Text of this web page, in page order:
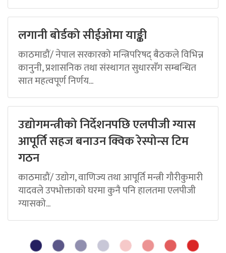
लगानी बोर्डको सीईओमा याङ्की
काठमाडौं/ नेपाल सरकारको मन्त्रिपरिषद् बैठकले विभिन्न
कानुनी, प्रशासनिक तथा संस्थागत सुधारसँग सम्बन्धित
सात महत्वपूर्ण निर्णय...
उद्योगमन्त्रीको निर्देशनपछि एलपीजी ग्यास
आपूर्ति सहज बनाउन क्विक रेस्पोन्स टिम
गठन
काठमाडौं/ उद्योग, वाणिज्य तथा आपूर्ति मन्त्री गौरीकुमारी
यादवले उपभोक्ताको घरमा कुनै पनि हालतमा एलपीजी
ग्यासको...